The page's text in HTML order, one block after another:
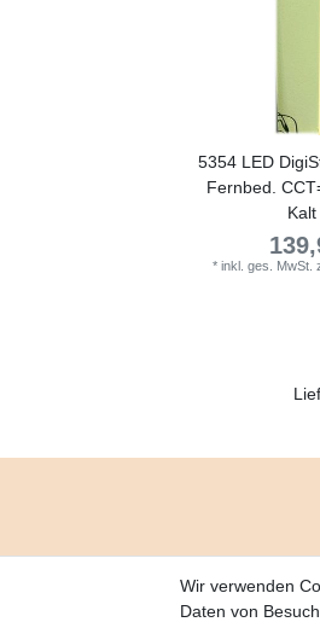
5354 LED
Fernbed.
*inkl. ges. MwSt.
Wir verwenden
Daten von